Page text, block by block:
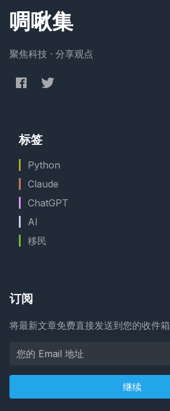
啁啾集
聚焦科技 · 分享观点
标签
Python
Claude
ChatGPT
AI
移民
订阅
将最新文章免费直接发送到您的收件箱
继续